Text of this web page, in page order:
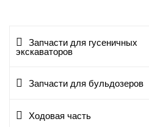
Запчасти для гусеничных
экскаваторов
Запчасти для бульдозеров
Ходовая часть